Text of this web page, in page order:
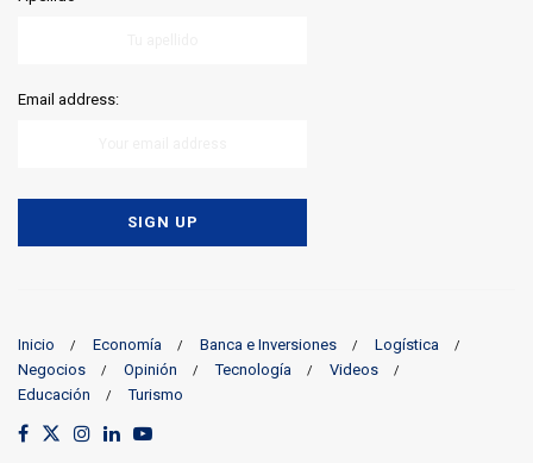
Email address:
Inicio Economía Banca e Inversiones
Logística
Negocios
Opinión Tecnología
Videos
Educación
Turismo